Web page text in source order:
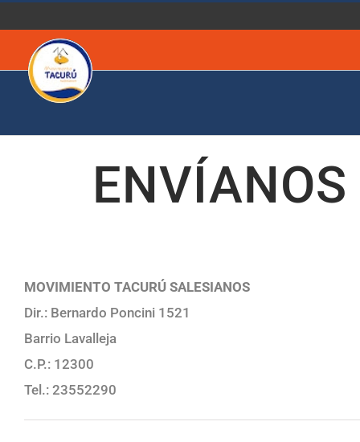
contenido
MOVIMIENTO TACURÚ SALESIANOS
Dir.: Bernardo Poncini 1521
Barrio Lavalleja
C.P.: 12300
Tel.: 23552290